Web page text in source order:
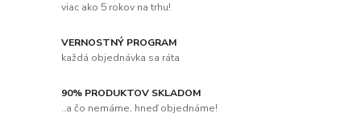
viac ako 5 rokov na trhu!
VERNOSTNÝ PROGRAM
každá objednávka sa ráta
90% PRODUKTOV SKLADOM
..a čo nemáme, hneď objednáme!